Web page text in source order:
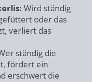
Wird ständig
oder das
verliert das
ständig die
fördert ein
erschwert die